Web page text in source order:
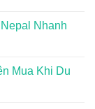
Nhanh
Mua Khi Du